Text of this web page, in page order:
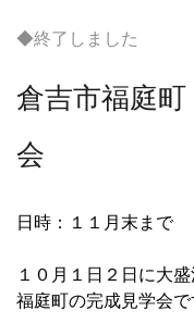
◆終了しました
倉吉市福庭
会
日時：１１月末まで
１０月１日２日に大
福庭町の完成見学会で